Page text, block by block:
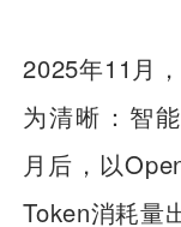
2025年11月
为清晰：智
月后，以
Token消耗量